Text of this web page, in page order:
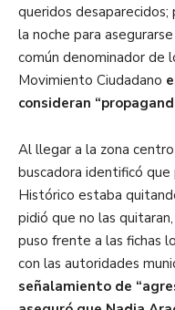
queridos
la noche para
común denominador de
Movimiento Ciudadano
consideran
Al llegar a la zona
buscadora identificó
Histórico estaba
pidió que no las
puso frente a las fichas
con las autoridades
señalamiento de